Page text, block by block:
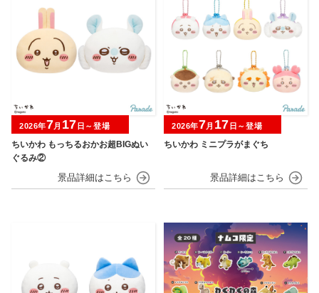
ちいかわ もっちるおかお超BIGぬい
ぐるみ②
2026年7月 17 日～登場
ちいかわ ミニプラがまぐち
2026年7月 17 日～登場